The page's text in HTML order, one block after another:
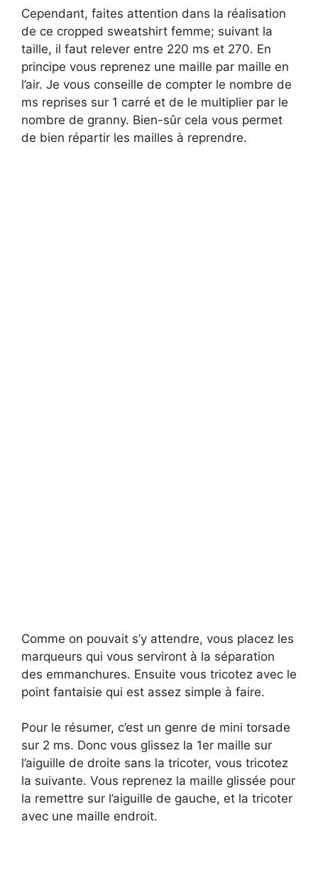
e
o
Cependant, faites attention dans la réalisation
de ce cropped sweatshirt femme; suivant la
taille, il faut relever entre 220 ms et 270. En
principe vous reprenez une maille par maille en
l’air. Je vous conseille de compter le nombre de
ms reprises sur 1 carré et de le multiplier par le
nombre de granny. Bien-sûr cela vous permet
de bien répartir les mailles à reprendre.
Comme on pouvait s’y attendre, vous placez les
marqueurs qui vous serviront à la séparation
des emmanchures. Ensuite vous tricotez avec le
point fantaisie qui est assez simple à faire.
Pour le résumer, c’est un genre de mini torsade
sur 2 ms. Donc vous glissez la 1er maille sur
l’aiguille de droite sans la tricoter, vous tricotez
la suivante. Vous reprenez la maille glissée pour
la remettre sur l’aiguille de gauche, et la tricoter
avec une maille endroit.